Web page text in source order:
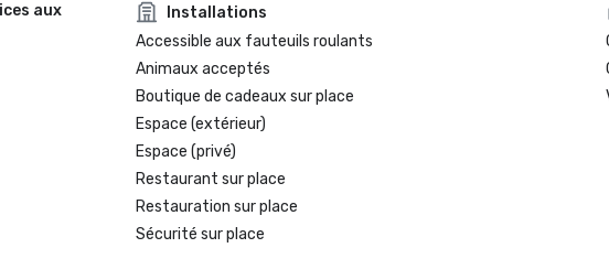
aux
Installations
Accessible aux fauteuils roulants
Animaux acceptés
Boutique de cadeaux sur place
Espace (extérieur)
Espace (privé)
Restaurant sur place
Restauration sur place
Sécurité sur place